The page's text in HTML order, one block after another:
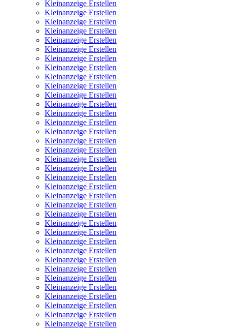
Kleinanzeige Erstellen
Kleinanzeige Erstellen
Kleinanzeige Erstellen
Kleinanzeige Erstellen
Kleinanzeige Erstellen
Kleinanzeige Erstellen
Kleinanzeige Erstellen
Kleinanzeige Erstellen
Kleinanzeige Erstellen
Kleinanzeige Erstellen
Kleinanzeige Erstellen
Kleinanzeige Erstellen
Kleinanzeige Erstellen
Kleinanzeige Erstellen
Kleinanzeige Erstellen
Kleinanzeige Erstellen
Kleinanzeige Erstellen
Kleinanzeige Erstellen
Kleinanzeige Erstellen
Kleinanzeige Erstellen
Kleinanzeige Erstellen
Kleinanzeige Erstellen
Kleinanzeige Erstellen
Kleinanzeige Erstellen
Kleinanzeige Erstellen
Kleinanzeige Erstellen
Kleinanzeige Erstellen
Kleinanzeige Erstellen
Kleinanzeige Erstellen
Kleinanzeige Erstellen
Kleinanzeige Erstellen
Kleinanzeige Erstellen
Kleinanzeige Erstellen
Kleinanzeige Erstellen
Kleinanzeige Erstellen
Kleinanzeige Erstellen